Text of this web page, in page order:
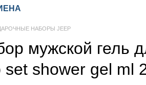
НАБОРЫ JEEP
мужской гель
shower gel ml